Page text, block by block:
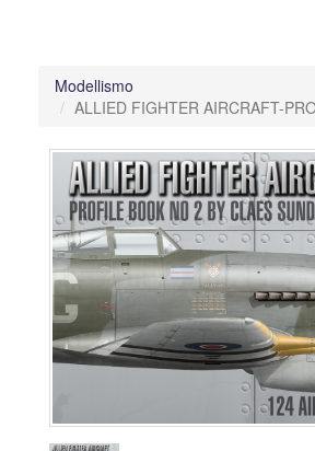
Modellismo
ALLIED FIGHTER AIRCRAFT-